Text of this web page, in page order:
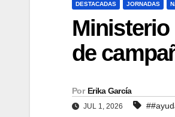
DESTACADAS JORNADAS
Ministerio
de
Por Erika García
JUL 1, 2026